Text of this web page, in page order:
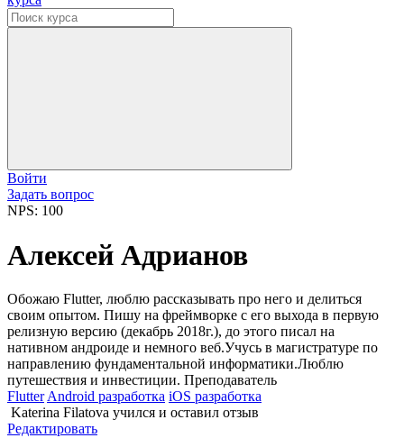
Войти
Задать вопрос
NPS: 100
Алексей Адрианов
Обожаю Flutter, люблю рассказывать про него и делиться
своим опытом. Пишу на фреймворке с его выхода в первую
релизную версию (декабрь 2018г.), до этого писал на
нативном андроиде и немного веб.Учусь в магистратуре по
направлению фундаментальной информатики.Люблю
путешествия и инвестиции. Преподаватель
Flutter Android разработка iOS разработка
Katerina Filatova учился и оставил отзыв
Редактировать